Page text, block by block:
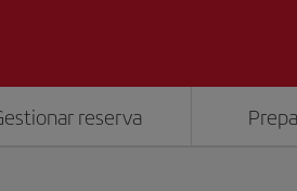
reserva